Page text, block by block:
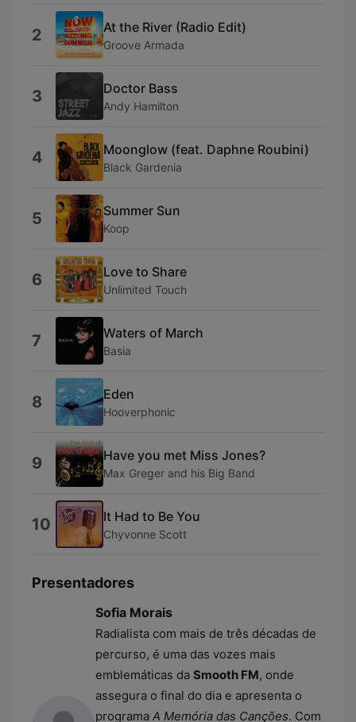
2 At the River (Radio Edit)
Groove Armada
3 Doctor Bass
Andy Hamilton
4 Moonglow (feat. Daphne Roubini)
Black Gardenia
5 Summer Sun
Koop
6 Love to Share
Unlimited Touch
7 Waters of March
Basia
8 Eden
Hooverphonic
9 Have you met Miss Jones?
Max Greger and his Big Band
10 It Had to Be You
Chyvonne Scott
Presentadores
Sofia Morais
Radialista com mais de três décadas de
percurso, é uma das vozes mais
emblemáticas da Smooth FM, onde
assegura o final do dia e apresenta o
programa A Memória das Canções. Com